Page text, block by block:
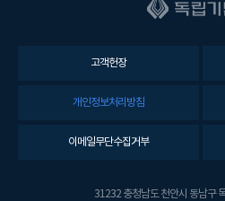
고객헌장
개인정보처리방침
이메일무단수집거부
31232 충청남도 천안시 동남구